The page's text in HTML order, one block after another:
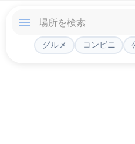
グルメ コンビニ